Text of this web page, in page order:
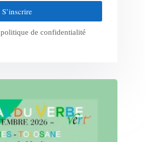
S’inscrire
politique de confidentialité